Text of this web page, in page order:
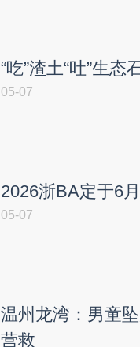
“吃”渣土“吐”生
05-07
2026浙BA定于6
05-07
温州龙湾：男童
营救